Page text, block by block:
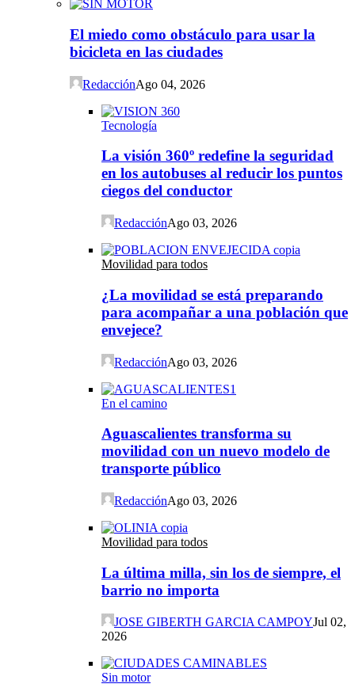
El miedo como obstáculo para usar la
bicicleta en las ciudades
RedacciónAgo 04, 2026
Tecnología
La visión 360º redefine la seguridad
en los autobuses al reducir los puntos
ciegos del conductor
RedacciónAgo 03, 2026
Movilidad para todos
¿La movilidad se está preparando
para acompañar a una población que
envejece?
RedacciónAgo 03, 2026
En el camino
Aguascalientes transforma su
movilidad con un nuevo modelo de
transporte público
RedacciónAgo 03, 2026
Movilidad para todos
La última milla, sin los de siempre, el
barrio no importa
JOSE GIBERTH GARCIA CAMPOYJul 02,
2026
Sin motor